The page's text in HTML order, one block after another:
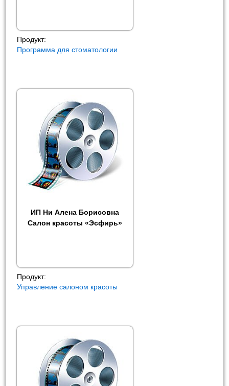
Продукт:
Программа для стоматологии
ИП Ни Алена Борисовна
Салон красоты «Эсфирь»
Продукт:
Управление салоном красоты